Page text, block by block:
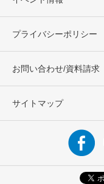
プライバシーポリシー
お問い合わせ/資料請求
サイトマップ